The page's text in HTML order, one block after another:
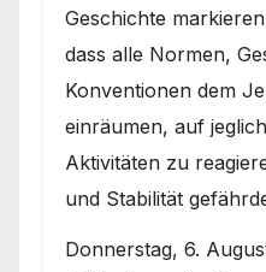
Geschichte
dass alle Normen,
Konventionen dem
einräumen, auf
Aktivitäten zu
und Stabilität
Donnerstag, 6.